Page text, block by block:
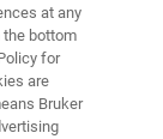
at any
the bottom
for
are
Bruker